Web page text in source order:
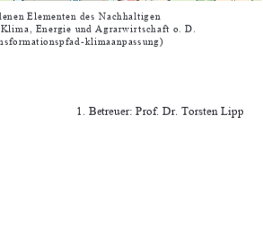
Elementen des Nachhaltigen
Klima, Energie und Agrarwirtschaft o. D.
-klimaanpassung)
1. Betreuer: Prof. Dr. Torsten Lipp